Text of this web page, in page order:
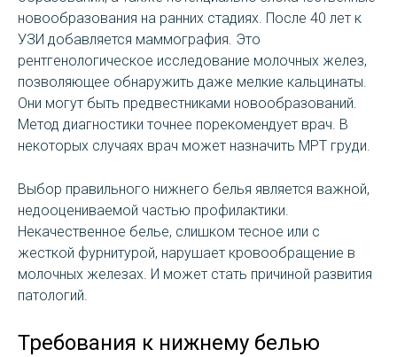
новообразования на ранних стадиях. После 40 лет к
УЗИ добавляется маммография. Это
рентгенологическое исследование молочных желез,
позволяющее обнаружить даже мелкие кальцинаты.
Они могут быть предвестниками новообразований.
Метод диагностики точнее порекомендует врач. В
некоторых случаях врач может назначить МРТ груди.
Выбор правильного нижнего белья является важной,
недооцениваемой частью профилактики.
Некачественное белье, слишком тесное или с
жесткой фурнитурой, нарушает кровообращение в
молочных железах. И может стать причиной развития
патологий.
Требования к нижнему белью